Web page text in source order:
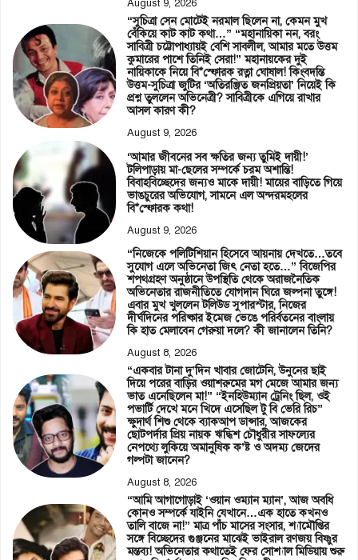
August 9, 2026
“সুচিত্রা সেন মোটেই নরমাল ছিলেন না, কেমন মুখ
বেঁকিয়ে কাট কাট কথা…” “মহানায়িকা নন, বরং
সাবিত্রী চট্টোপাধ্যায়ই বেশি সাবলীল, আমার মতে উত্তম
কুমারের পাশে তিনিই সেরা!” মহানায়কের দুই
নায়িকাকে নিয়ে বি*স্ফোরক রত্না ঘোষাল! কিংবদন্তি
উত্তম-সুচিত্রা জুটির ‘অতিরঞ্জিত জনপ্রিয়তা’ নিয়েই কি
প্রশ্ন তুললেন অভিনেত্রী? সাবিত্রীকে এগিয়ে রাখার
আসল কারণ কী?
August 9, 2026
‘আমার জীবনের সব ক্ষতির জন্য তুমিই দায়ী!’
টলিপাড়ায় মা-ছেলের সম্পর্কে চরম অশান্তি!
বিবাহবিচ্ছেদের জন্যও মাকে দায়ী! মায়ের বাড়িতে গিয়ে
ভাঙচুরের অভিযোগ, সামনে এল অন্দরমহলের
বি*স্ফোরক কথা!
August 9, 2026
“নিজেকে পলিটিশিয়ান হিসেবে আয়নায় দেখতে…তবে
সুযোগ এলে অভিনেতা জিৎ নেতা হতে…” বিজেপির
শপথগ্রহণ অনুষ্ঠানে উপস্থিতি থেকে অরাজনৈতিক
অভিনেতার রাজনীতিতে যোগদান ঘিরে জল্পনা তুঙ্গে!
এবার মুখ খুললেন টলিউড সুপারস্টার, নিজের
দীর্ঘদিনের পরিষ্কার ইমেজ ভেঙে পরির্বতনের বাংলায়
কি হাত মেলাবেন গেরুয়া দলে? কী জানালেন তিনি?
August 8, 2026
“একবার টানা দু’দিন খাবার জোটেনি, উনুনের ছাই
দিয়ে পরের বাড়ির ওয়াশরুমের মগ মেজে আমার জন্য
ভাত এনেছিলেন মা!” “ইনহিউম্যান ট্রেনিং ছিল, ওই
পভার্টি দেখে মনে খিদে এসেছিল টু বি ভেরি রিচ”
ক্ষুদার্থ শিশু থেকে ব্যাকআপ ডান্সার, আজকের
ছোটপর্দার প্রিয় নায়ক ঋদ্ধিশ চৌধুরীর সাফল্যের
নেপথ্যে লুকিয়ে অমানুষিক ক’ষ্ট ও অদম্য জেদের
গল্পটা জানেন?
August 8, 2026
“আমি আগাগোড়াই ‘ওয়ান ওম্যান ম্যান’, আজ অবধি
কোনও সম্পর্কে যাইনি যেখানে…এক হাতে কখনও
তালি বাজে না!” মাত্র পাঁচ মাসের সংসার, শ্যামৌপ্তির
সঙ্গে বিচ্ছেদের গুঞ্জনের মাঝেই ভাইরাল রণজয় বিষ্ণুর
মন্তব্য! অভিনেতার কথাতেই ফের সোশ্যাল মিডিয়ায় শুরু